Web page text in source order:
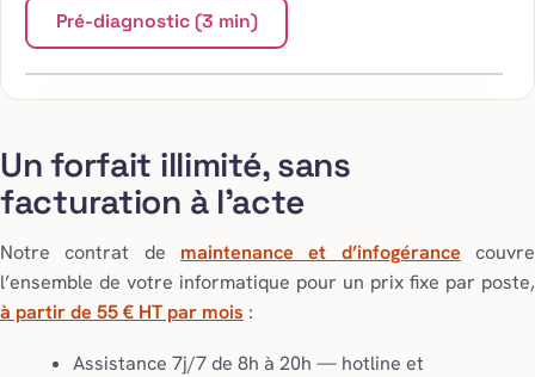
Pré-diagnostic (3 min)
réseau
Un forfait illimité, sans
facturation à l’acte
Notre contrat de maintenance et d’infogérance couvre
l’ensemble de votre informatique pour un prix fixe par poste,
à partir de 55 € HT par mois :
Assistance 7j/7 de 8h à 20h — hotline et